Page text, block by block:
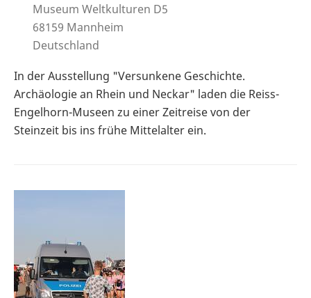
Museum Weltkulturen D5
68159 Mannheim
Deutschland
In der Ausstellung "Versunkene Geschichte.
Archäologie an Rhein und Neckar" laden die Reiss-
Engelhorn-Museen zu einer Zeitreise von der
Steinzeit bis ins frühe Mittelalter ein.